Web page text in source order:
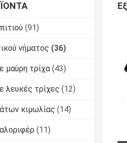
(91)
νήματος (36)
μαύρη τρίχα (43)
λευκές τρίχες (12)
κιμωλίας (14)
(11)